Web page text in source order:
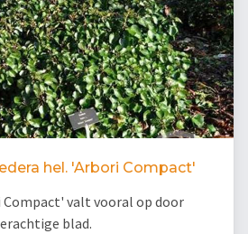
hel. 'Arbori Compact'
Compact' valt vooral op door
blad.